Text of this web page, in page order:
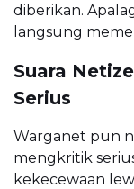
diberikan.
langsung
Suara
Serius
Warganet pun
mengkritik
kekecewaan